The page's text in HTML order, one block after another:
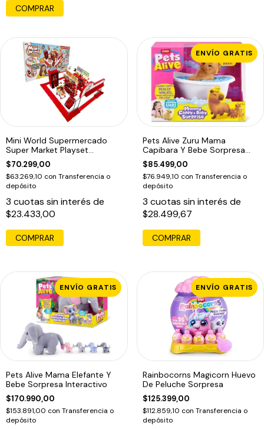
COMPRAR
Mini World Supermercado
Super Market Playset
Sorpresa
$70.299,00
$63.269,10 con Transferencia o
depósito
3 cuotas sin interés de
$23.433,00
ENVÍO GRATIS
Pets Alive Zuru Mama
Capibara Y Bebe Sorpresa
Interactivo
$85.499,00
$76.949,10 con Transferencia o
depósito
3 cuotas sin interés de
$28.499,67
COMPRAR
ENVÍO GRATIS
Pets Alive Mama Elefante Y
Bebe Sorpresa Interactivo
$170.990,00
$153.891,00 con Transferencia o
depósito
ENVÍO GRATIS
Rainbocorns Magicorn Huevo
De Peluche Sorpresa
$125.399,00
$112.859,10 con Transferencia o
depósito